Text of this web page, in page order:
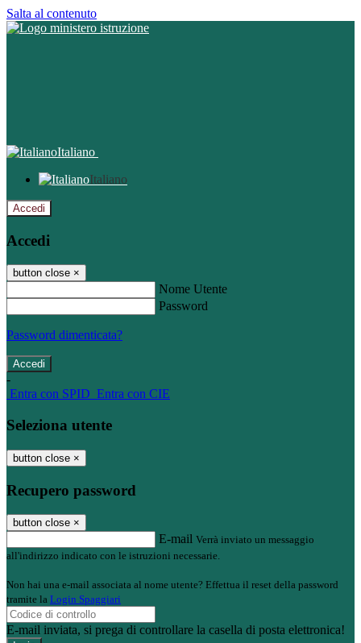
Salta al contenuto
Italiano
Italiano
Accedi
Accedi
button close ×
Nome Utente
Password
Password dimenticata?
-
Entra con SPID Entra con CIE
Seleziona utente
button close ×
Recupero password
button close ×
E-mail Verrà inviato un messaggio
all'indirizzo indicato con le istruzioni necessarie.
Non hai una e-mail associata al nome utente? Effettua il reset della password
tramite la Login Spaggiari
E-mail inviata, si prega di controllare la casella di posta elettronica!